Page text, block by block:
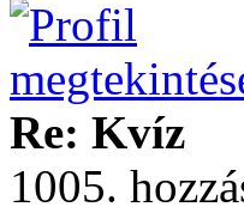
Re: Kvíz
1005.